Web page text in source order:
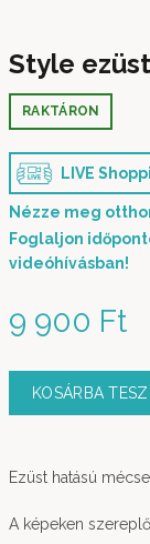
Style
9 900 Ft
RAKTÁRON
LIVE
Nézze meg
Foglaljon
videóhívásban!
KOSÁRBA
Ezüst hatású
A képeken